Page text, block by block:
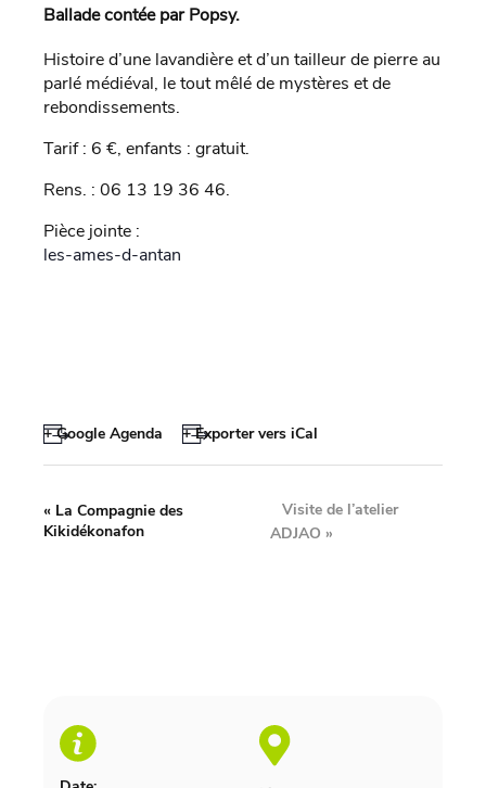
Ballade contée par Popsy.
Histoire d’une lavandière et d’un tailleur de pierre au
parlé médiéval, le tout mêlé de mystères et de
rebondissements.
Tarif : 6 €, enfants : gratuit.
Rens. : 06 13 19 36 46.
Pièce jointe :
les-ames-d-antan
+ Google Agenda + Exporter vers iCal
« La Compagnie des
Kikidékonafon
Visite de l’atelier
ADJAO»